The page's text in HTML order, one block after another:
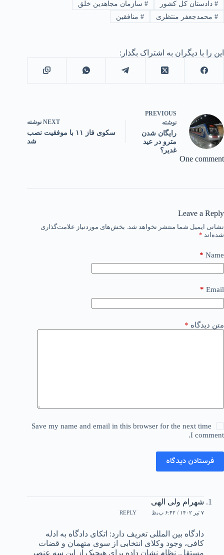
#دادستان کل کشور #سازمان مجاهدین خلق
#محمدجعفر منتظری #منافقین
این را با دیگران به اشتراک بگذار:
PREVIOUS
نوشته
رایگان شدن
مترو در عید
غدیر؟
NEXT نوشته
سکوی فاز ۱۱ با موفقیت نصب
شد
One comment
Leave a Reply
نشانی ایمیل شما منتشر نخواهد شد. بخش‌های موردنیاز علامت‌گذاری
شده‌اند *
Name
*
Email
*
متن دیدگاه *
Save my name and email in this browser for the next time
I comment.
فرستادن دیدگاه
شهرام ولی الهی
۷ تیر ۱۴۰۲ / ۶:۴۲ ب٫ظ REPLY
دادگاه بین المللی تعریف دارد: اتکای دادگاه به ادله
کافی، وجود وکلای انتخابی از سوی متهمان و قضات
مستقل. نظام نشان داده برای هیچیک از این سه عنصر